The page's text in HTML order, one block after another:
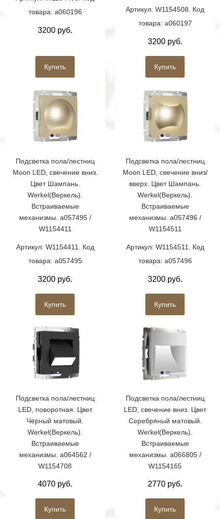
товара: a060196
3200 руб.
Купить
Артикул: W1154508. Код
товара: a060197
3200 руб.
Купить
Подсветка пола/лестниц
Moon LED, свечение вниз.
Цвет Шампань.
Werkel(Веркель).
Встраиваемые
механизмы. a057495 /
W1154411
Артикул: W1154411. Код
товара: a057495
3200 руб.
Купить
Подсветка пола/лестниц
Moon LED, свечение вниз/
вверх. Цвет Шампань.
Werkel(Веркель).
Встраиваемые
механизмы. a057496 /
W1154511
Артикул: W1154511. Код
товара: a057496
3200 руб.
Купить
Подсветка пола/лестниц
LED, поворотная. Цвет
Чёрный матовый.
Werkel(Веркель).
Встраиваемые
механизмы. a064562 /
W1154708
4070 руб.
Купить
Подсветка пола/лестниц
LED, свечение вниз. Цвет
Серебряный матовый.
Werkel(Веркель).
Встраиваемые
механизмы. a066805 /
W1154165
2770 руб.
Купить